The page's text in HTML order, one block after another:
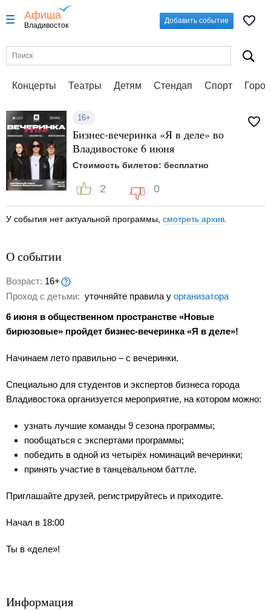
Афиша
Владивосток
Добавить событие
Концерты Театры Детям Стендап Спорт
16+
Бизнес-вечеринка «Я в деле» во
Владивостоке 6 июня
Стоимость билетов: бесплатно
2 0
У события нет актуальной программы, смотреть архив
О событии
Возраст: 16+
Проход с детьми: уточняйте правила у организатора
6 июня в общественном пространстве «Новые
бирюзовые» пройдет бизнес-вечеринка «Я в деле»!
Начинаем лето правильно – с вечеринки.
Специально для студентов и экспертов бизнеса города
Владивостока организуется мероприятие, на котором можно:
узнать лучшие команды 9 сезона программы;
пообщаться с экспертами программы;
победить в одной из четырёх номинаций вечеринки;
принять участие в танцевальном баттле.
Приглашайте друзей, регистрируйтесь и приходите.
Начал в 18:00
Ты в «деле»!
Информация